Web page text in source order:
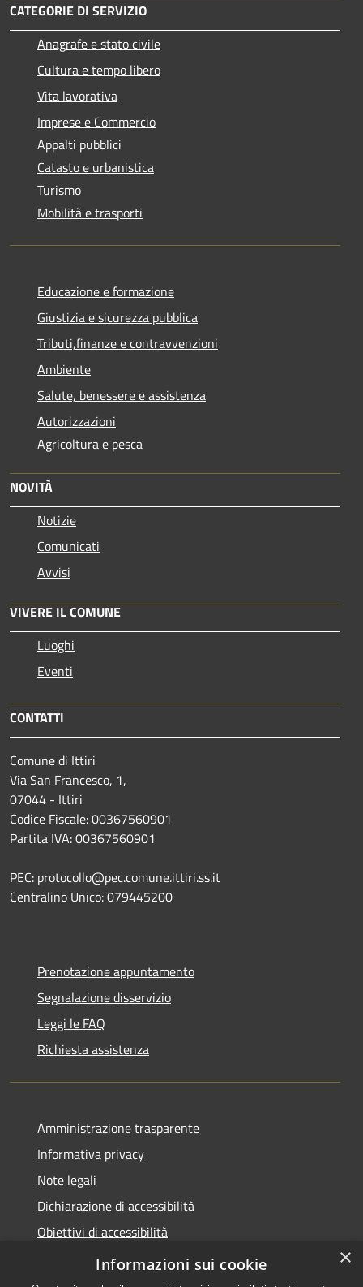
CATEGORIE DI SERVIZIO
Anagrafe e stato civile
Cultura e tempo libero
Vita lavorativa
Imprese e Commercio
Appalti pubblici
Catasto e urbanistica
Turismo
Mobilità e trasporti
Educazione e formazione
Giustizia e sicurezza pubblica
Tributi,finanze e contravvenzioni
Ambiente
Salute, benessere e assistenza
Autorizzazioni
Agricoltura e pesca
NOVITÀ
Notizie
Comunicati
Avvisi
VIVERE IL COMUNE
Luoghi
Eventi
CONTATTI
Comune di Ittiri
Via San Francesco, 1,
07044 - Ittiri
Codice Fiscale: 00367560901
Partita IVA: 00367560901
PEC: protocollo@pec.comune.ittiri.ss.it
Centralino Unico: 079445200
Prenotazione appuntamento
Segnalazione disservizio
Leggi le FAQ
Richiesta assistenza
Amministrazione trasparente
Informativa privacy
Note legali
Dichiarazione di accessibilità
Obiettivi di accessibilità
Storico Deliberazioni
×
Informazioni sui cookie